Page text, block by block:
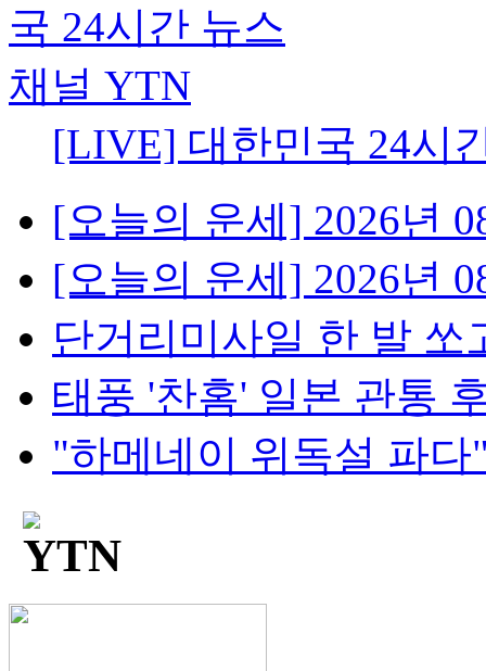
[LIVE] 대한민국 24시
[오늘의 운세] 2026년
[오늘의 운세] 2026년
단거리미사일 한 발 쏘
태풍 '찬홈' 일본 관통
"하메네이 위독설 파다